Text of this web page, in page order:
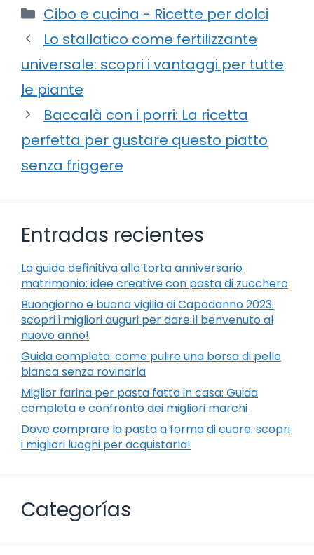
Categorie
Cibo e cucina - Ricette per dolci
Lo stallatico come fertilizzante
universale: scopri i vantaggi per tutte
le piante
Baccalà con i porri: La ricetta
perfetta per gustare questo piatto
senza friggere
Entradas recientes
La guida definitiva alla torta anniversario
matrimonio: idee creative con pasta di zucchero
Buongiorno e buona vigilia di Capodanno 2023:
scopri i migliori auguri per dare il benvenuto al
nuovo anno!
Guida completa: come pulire una borsa di pelle
bianca senza rovinarla
Miglior farina per pasta fatta in casa: Guida
completa e confronto dei migliori marchi
Dove comprare la pasta a forma di cuore: scopri
i migliori luoghi per acquistarla!
Categorías